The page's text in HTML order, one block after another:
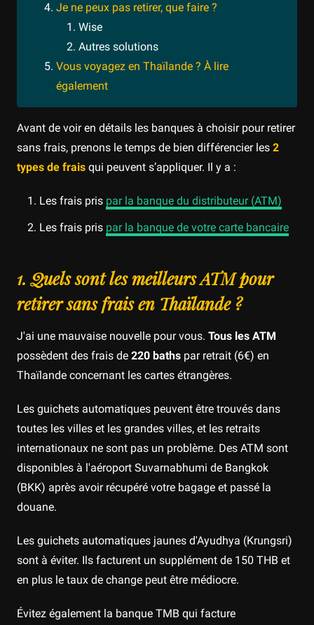
Je ne peux pas retirer, que faire ?
Wise
Autres solutions
Vous voyagez en Thaïlande ? À lire
également
Avant de voir en détails les banques à choisir pour retirer
sans frais, prenons le temps de bien différencier les 2
types de frais qui peuvent s’appliquer. Il y a :
Les frais pris par la banque du distributeur (ATM)
Les frais pris par la banque de votre carte bancaire
1. Quels sont les meilleurs ATM pour
retirer sans frais en Thaïlande ?
J'ai une mauvaise nouvelle pour vous. Tous les ATM
possèdent des frais de 220 baths par retrait (6€) en
Thaïlande concernant les cartes étrangères.
Les guichets automatiques peuvent être trouvés dans
toutes les villes et les grandes villes, et les retraits
internationaux ne sont pas un problème. Des ATM sont
disponibles à l'aéroport Suvarnabhumi de Bangkok
(BKK) après avoir récupéré votre bagage et passé la
douane.
Les guichets automatiques jaunes d'Ayudhya (Krungsri)
sont à éviter. Ils facturent un supplément de 150 THB et
en plus le taux de change peut être médiocre.
Évitez également la banque TMB qui facture